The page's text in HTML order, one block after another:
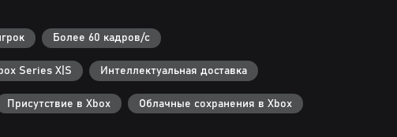
Более 60 кадров/с
Series X|S Интеллектуальная доставка
Присутствие в Xbox Облачные сохранения в Xbox